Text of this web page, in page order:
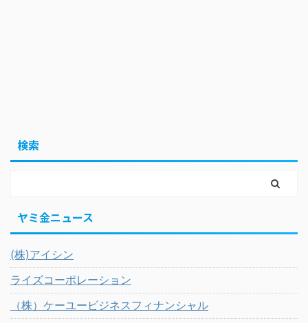
検索
ヤミ金ニュース
(株)アイシン
ライズコーポレーション
（株）ケーユービジネスフィナンシャル